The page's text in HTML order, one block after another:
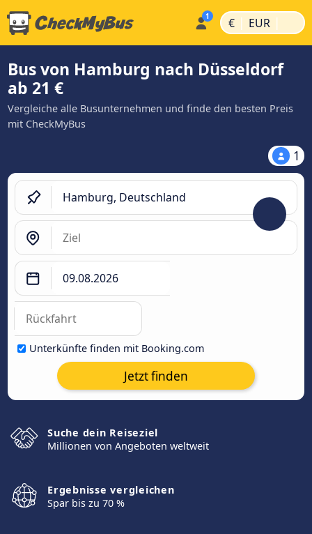
€ | EUR |
Bus von Hamburg nach Düsseldorf
ab 21 €
Vergleiche alle Busunternehmen und finde den besten Preis
mit CheckMyBus
1
Unterkünfte finden mit Booking.com
Jetzt finden
Suche dein Reiseziel
Millionen von Angeboten weltweit
Ergebnisse vergleichen
Spar bis zu 70 %